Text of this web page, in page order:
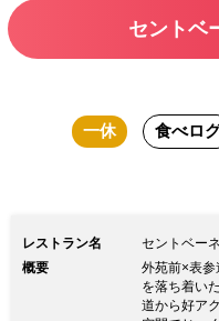
おも
セントベ
一休 食べロ
レストラン名
セントベーネ
概要
外苑前×表参
を落ち着い
道から好ア